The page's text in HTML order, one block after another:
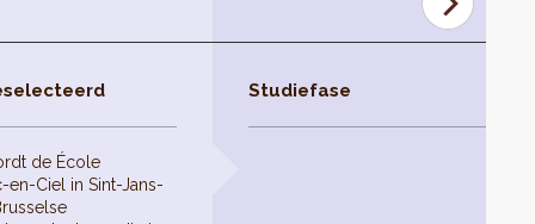
de École
en-Ciel in Sint-Jans-
Studiefase